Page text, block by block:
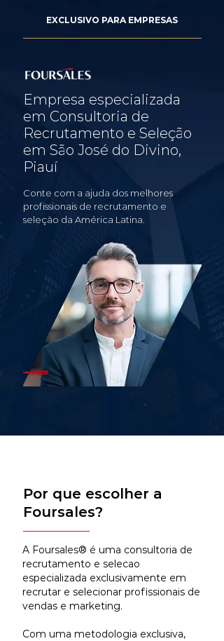
EXCLUSIVO PARA EMPRESAS
Empresa especializada
em Consultoria de
Recrutamento e Seleção
em São José do Divino,
Piauí
Conte com a ajuda dos melhores
profissionais de recrutamento e
seleção da América Latina.
Por que escolher a
Foursales?
A Foursales® é uma consultoria de
recrutamento e selecao
especializada exclusivamente em
recrutar e selecionar profissionais de
vendas e marketing.
Com uma metodologia exclusiva,